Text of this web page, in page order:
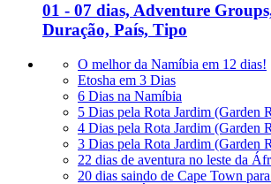
01 - 07 dias, Adventure
Duração, País, Tipo
O melhor da Namíbia em 12 dias!
Etosha em 3 Dias
6 Dias na Namíbia
5 Dias pela Rota Jardim (Garden
4 Dias pela Rota Jardim (Garden
3 Dias pela Rota Jardim (Garden
22 dias de aventura no leste da
20 dias saindo de Cape Town